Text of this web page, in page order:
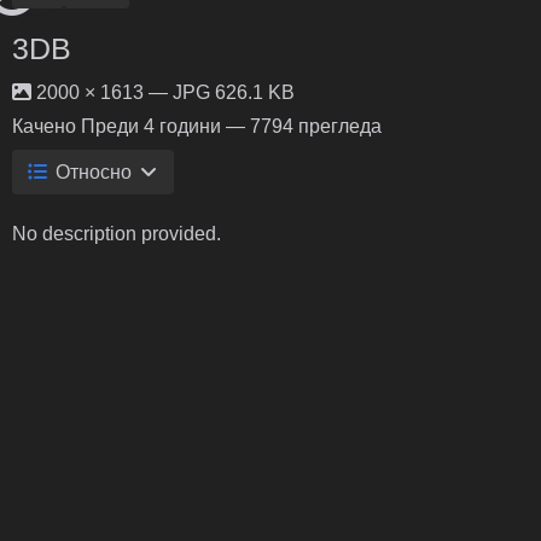
3DB
2000 × 1613 — JPG 626.1 KB
Качено Преди 4 години — 7794 прегледа
Относно
No description provided.